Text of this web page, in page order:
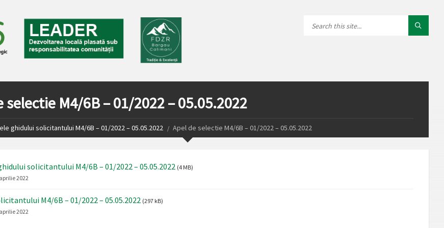
selectie M4/6B – 01/2022 – 05.05.2022
ghidului solicitantului M4/6B – 01/2022 – 05.05.2022 Apel de selectie M4/6B – 01/2022 – 05.05.2022
solicitantului M4/6B – 01/2022 – 05.05.2022 (4 MB)
2022
M4/6B – 01/2022 – 05.05.2022 (297 kB)
2022